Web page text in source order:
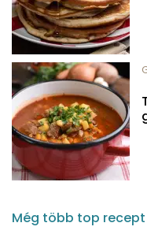
Még több top recept